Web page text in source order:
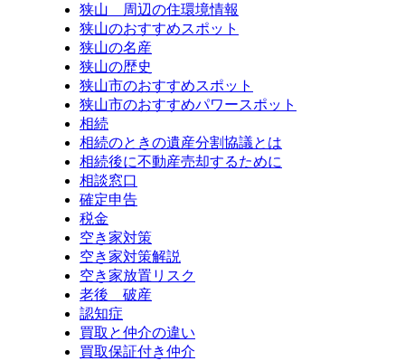
狭山 周辺の住環境情報
狭山のおすすめスポット
狭山の名産
狭山の歴史
狭山市のおすすめスポット
狭山市のおすすめパワースポット
相続
相続のときの遺産分割協議とは
相続後に不動産売却するために
相談窓口
確定申告
税金
空き家対策
空き家対策解説
空き家放置リスク
老後 破産
認知症
買取と仲介の違い
買取保証付き仲介